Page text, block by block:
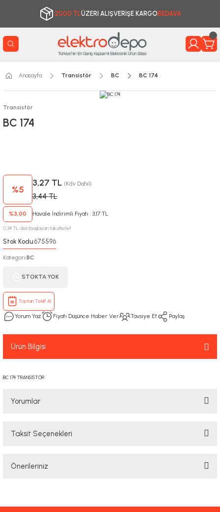
2000 TLÜZERİ ALIŞVERİŞE KARGO BEDAVA
Anasayfa Transistör BC BC 174
Transistör
BC 174
%5
3,27 TL (Kdv Dahil)
3,44 TL
%3,00 Havale İndirimli Fiyatı : 3,17 TL
0,34 TL den başlayan taksitlerle!!
Stok Kodu:675596
Kategori:BC
STOKTA YOK
Toptan Teklif Al
Yorum Yaz Fiyatı Düşünce Haber Ver Tavsiye Et Paylaş
Ürün Bilgisi
BC 174 TRANSİSTÖR
Yorumlar
Taksit Seçenekleri
Önerileriniz
yetersiz gördüğünüz noktaları öneri formunu kullanarak tarafımıza